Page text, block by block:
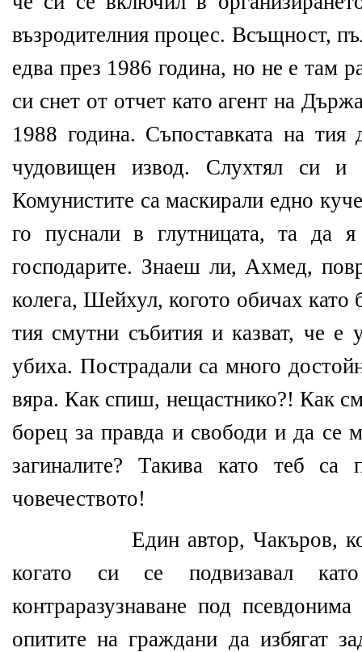
възродителния процес. Всъщност,
едва през 1986 година, но не е там
си снет от отчет като агент на
1988 година. Съпоставката на
чудовищен извод. Слухтял си и
Комунистите са маскирали едно
го пуснали в глутницата, та да
господарите. Знаеш ли, Ахмед,
колега, Шейхул, когото обичах като
тия смутни събития и казват, че е
убиха. Пострадали са много
вяра. Как спиш, нещастнико?! Как
борец за правда и свободи и да се
загиналите? Такива като теб са
човечеството!
Един автор, Чакъров,
когато си се подвизавал
контраразузнаване под
опитите на граждани да избягат